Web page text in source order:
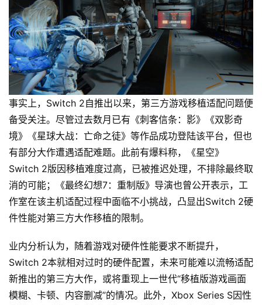
事实上，Switch 2自推出以来，第三方游戏移植适配问题便
备受关注。尽管过去数月已有《刺客信条：影》《双影奇
境》《星球大战：亡命之徒》等作品成功登陆该平台，但也
有部分大作遭遇适配难题。此前有爆料称，《星空》
Switch 2版因移植难度过高，已被推迟处理，不排除最终取
消的可能；《最终幻想7：重制版》导演也曾公开表示，工
作室在该主机适配过程中面临不小挑战，凸显出Switch 2硬
件性能对第三方大作移植的限制。
业内分析认为，随着游戏对硬件性能要求不断提升，
Switch 2本就相对过时的硬件配置，未来可能难以流畅适配
新推出的第三方大作，或将重现上一世代“移植版游戏画面
模糊、卡顿、内容删减”的情况。此外，Xbox Series S因性